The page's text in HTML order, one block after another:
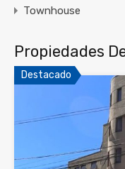
Townhouse
Propiedades
Destacado